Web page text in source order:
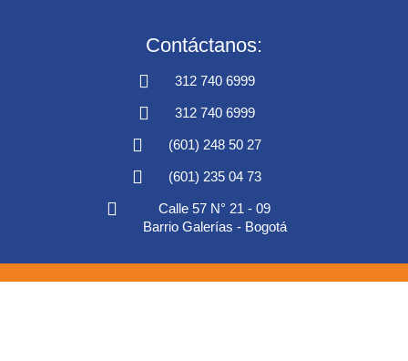
Contáctanos:
312 740 6999
312 740 6999
(601) 248 50 27
(601) 235 04 73
Calle 57 N° 21 - 09
Barrio Galerías - Bogotá